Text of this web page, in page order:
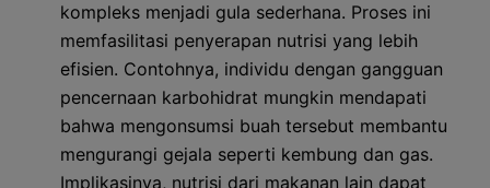
kompleks menjadi gula sederhana. Proses ini
memfasilitasi penyerapan nutrisi yang lebih
efisien. Contohnya, individu dengan gangguan
pencernaan karbohidrat mungkin mendapati
bahwa mengonsumsi buah tersebut membantu
mengurangi gejala seperti kembung dan gas.
Implikasinya, nutrisi dari makanan lain dapat